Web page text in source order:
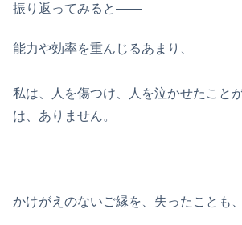
振り返ってみると——
能力や効率を重んじるあまり、
私は、人を傷つけ、人を泣かせたこと
は、ありません。
かけがえのないご縁を、失ったことも